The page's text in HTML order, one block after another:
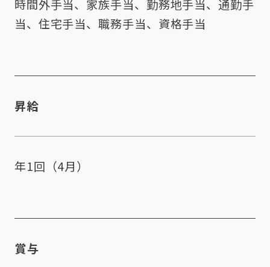
時間外手当、家族手当、勤務地手当、通勤手
当、住宅手当、職務手当、資格手当
昇給
年1回（4月）
賞与